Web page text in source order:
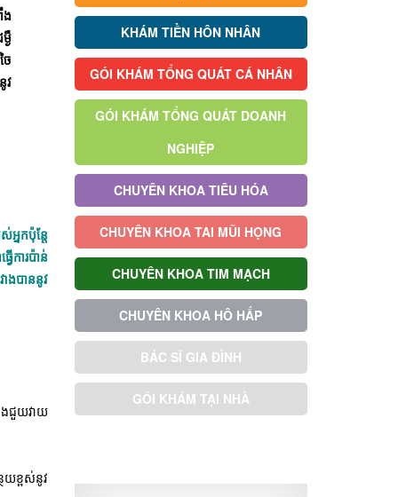
ង
ងឺ
ៃ
វ
នកប៉ុន្តែ
ការប៉ាន់
ងបាននូវ
ងជួយវាយ
យខ្ពស់នូវ
KHÁM TIỀN HÔN NHÂN
GÓI KHÁM TỔNG QUÁT CÁ NHÂN
GÓI KHÁM TỔNG QUÁT DOANH
NGHIỆP
CHUYÊN KHOA TIÊU HÓA
CHUYÊN KHOA TAI MŨI HỌNG
CHUYÊN KHOA TIM MẠCH
CHUYÊN KHOA HÔ HẤP
BÁC SĨ GIA ĐÌNH
GÓI KHÁM TẠI NHÀ